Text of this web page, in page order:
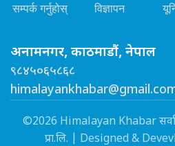
सम्पर्क गर्नुहोस् विज्ञापन
अनामनगर, काठमाडौं, नेपाल
९८४५०६५८६८
©2026 Himalayan Khabar
प्रा.लि. | Designed &